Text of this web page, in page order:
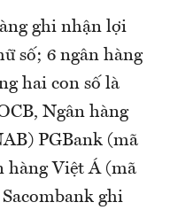
ghi nhận lợi
số; 6 ngân hàng
hai con số là
Ngân hàng
PGBank (mã
hàng Việt Á (mã
ghi